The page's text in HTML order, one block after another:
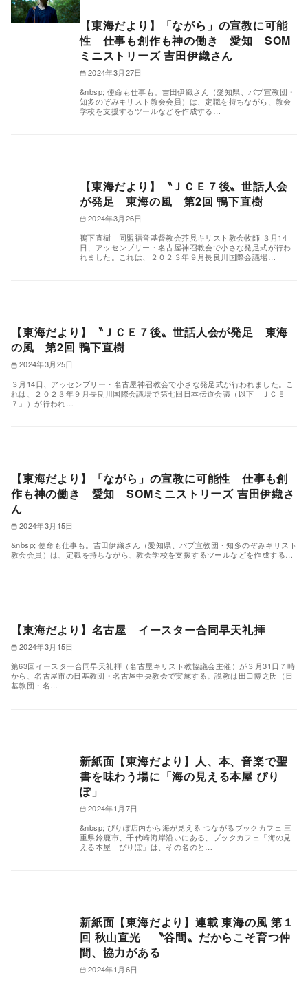
【東海だより】「ながら」の宣教に可能
性 仕事も創作も神の働き 愛知 SOM
ミニストリーズ 吉田伊織さん
2024年3月27日
&nbsp; 使命も仕事も。吉田伊織さん（愛知県、バプ宣教団・
知多のぞみキリスト教会会員）は、定職を持ちながら、教会
学校を支援するツールなどを作成する…
【東海だより】〝ＪＣＥ７後〟世話人会
が発足 東海の風 第2回 鴨下直樹
2024年3月26日
鴨下直樹 同盟福音基督教会芥見キリスト教会牧師 ３月14
日、アッセンブリー・名古屋神召教会で小さな発足式が行わ
れました。これは、２０２３年９月長良川国際会議場…
【東海だより】〝ＪＣＥ７後〟世話人会が発足 東海
の風 第2回 鴨下直樹
2024年3月25日
３月14日、アッセンブリー・名古屋神召教会で小さな発足式が行われました。こ
れは、２０２３年９月長良川国際会議場で第七回日本伝道会議（以下「ＪＣＥ
７」）が行われ…
【東海だより】「ながら」の宣教に可能性 仕事も創
作も神の働き 愛知 SOMミニストリーズ 吉田伊織さ
ん
2024年3月15日
&nbsp; 使命も仕事も。吉田伊織さん（愛知県、バプ宣教団・知多のぞみキリスト
教会会員）は、定職を持ちながら、教会学校を支援するツールなどを作成する…
【東海だより】名古屋 イースター合同早天礼拝
2024年3月15日
第63回イースター合同早天礼拝（名古屋キリスト教協議会主催）が３月31日７時
から、名古屋市の日基教団・名古屋中央教会で実施する。説教は田口博之氏（日
基教団・名…
新紙面【東海だより】人、本、音楽で聖
書を味わう場に「海の見える本屋 ぴり
ぽ」
2024年1月7日
&nbsp; ぴりぽ店内から海が見える つながるブックカフェ 三
重県鈴鹿市、千代崎海岸沿いにある、ブックカフェ「海の見
える本屋 ぴりぽ」は、その名のと…
新紙面【東海だより】連載 東海の風 第１
回 秋山直光 〝谷間〟だからこそ育つ仲
間、協力がある
2024年1月6日